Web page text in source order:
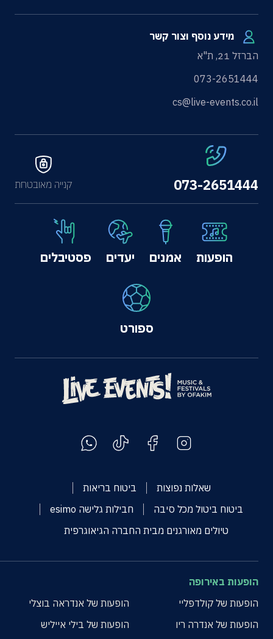
מידע נוסף וצור קשר
הברזל 21, ת"א
073-2651444
cs@live-events.co.il
073-2651444
הופעות אמנים יעדים פסטיבלים
ספורט
קנייה מאובטחת
שאלות נפוצות
ביטוח בריאות
ביטוח ביטול מכל סיבה
חבילות גלישה esimo
טיולים מאורגנים מבית החברה הגיאוגרפית
הופעות באירופה
הופעות של קולדפליי
הופעות של אנדראה בוצלי
הופעות של אנדרה ריו
הופעות של בילי אייליש